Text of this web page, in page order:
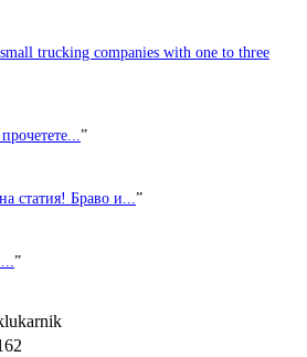
trucking companies with one to three
”
статия! Браво и... ”
”